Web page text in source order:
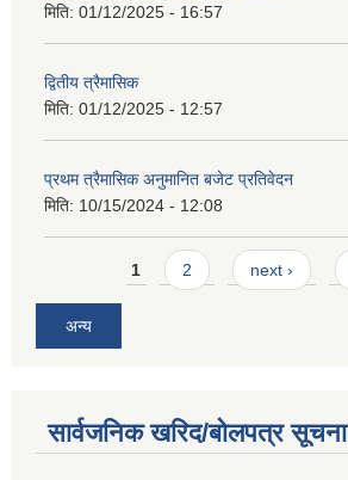
मिति: 01/12/2025 - 16:57
द्वितीय त्रैमासिक
मिति: 01/12/2025 - 12:57
प्रथम त्रैमासिक अनुमानित बजेट प्रतिवेदन
मिति: 10/15/2024 - 12:08
Pages1 2 next ›
अन्य
सार्वजनिक खरिद/बोलपत्र सूचना